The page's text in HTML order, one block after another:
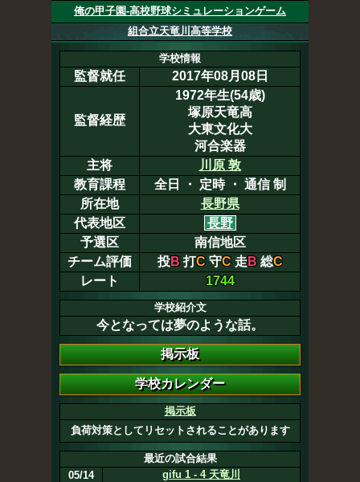
俺の甲子園-高校野球シミュレーションゲーム
組合立天竜川高等学校
学校情報
監督就任 2017年08月08日
監督経歴
1972年生(54歳)
塚原天竜高
大東文化大
河合楽器
主将
川原 敦
教育課程
全日 ・ 定時 ・ 通信 制
所在地
長野県
代表地区
長野
予選区
南信地区
チーム評価
投B打C守C走 B総C
レート
1744
学校紹介文
今となっては夢のような話。
掲示板
負荷対策としてリセットされることがあります
最近の試合結果
05/14
gifu 1 - 4 天竜川